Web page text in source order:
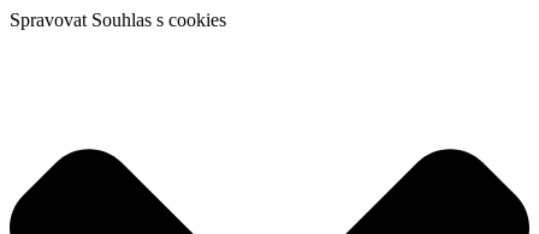
Spravovat Souhlas s cookies